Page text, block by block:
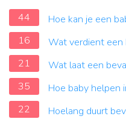
44
Hoe kan je een
16
Wat verdient een
21
Wat laat een
35
Hoe baby helpen
22
Hoelang duurt